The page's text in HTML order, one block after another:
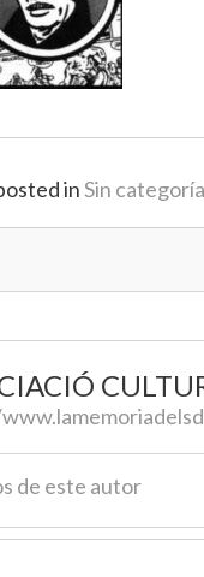
inSin categoría
de este autor